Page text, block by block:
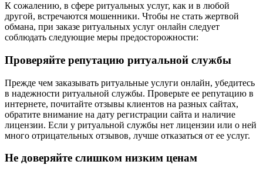
К сожалению, в сфере ритуальных услуг, как и в любой
другой, встречаются мошенники. Чтобы не стать жертвой
обмана, при заказе ритуальных услуг онлайн следует
соблюдать следующие меры предосторожности:
Проверяйте репутацию ритуальной службы
Прежде чем заказывать ритуальные услуги онлайн, убедитесь
в надежности ритуальной службы. Проверьте ее репутацию в
интернете, почитайте отзывы клиентов на разных сайтах,
обратите внимание на дату регистрации сайта и наличие
лицензии. Если у ритуальной службы нет лицензии или о ней
много отрицательных отзывов, лучше отказаться от ее услуг.
Не доверяйте слишком низким ценам